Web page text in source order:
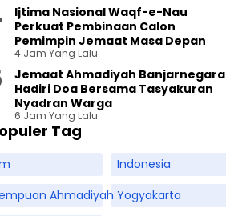
Ijtima Nasional Waqf-e-Nau
Perkuat Pembinaan Calon
Pemimpin Jemaat Masa Depan
4 Jam Yang Lalu
Jemaat Ahmadiyah Banjarnegara
Hadiri Doa Bersama Tasyakuran
Nyadran Warga
6 Jam Yang Lalu
Tag
Indonesia
Ahmadiyah Yogyakarta